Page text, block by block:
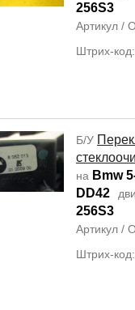
256S3
Артикул /
Штрих-
Б/У
на Bmw
DD42
256S3
Артикул /
Штрих-